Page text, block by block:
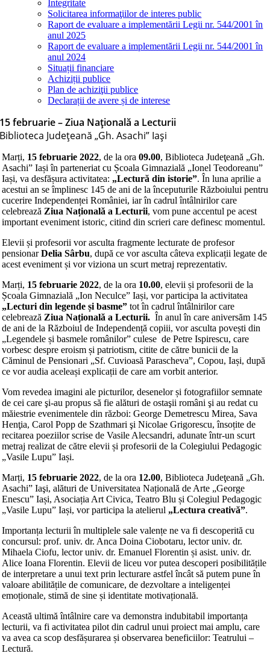
Integritate
Solicitarea informaţiilor de interes public
Raport de evaluare a implementării Legii nr. 544/2001 în
anul 2025
Raport de evaluare a implementării Legii nr. 544/2001 în
anul 2024
Situații financiare
Achiziții publice
Plan de achiziţii publice
Declarații de avere și de interese
15 februarie – Ziua Națională a Lecturii
Biblioteca Judeţeană „Gh. Asachi” Iaşi
Marți, 15 februarie 2022, de la ora 09.00, Biblioteca Judeţeană „Gh.
Asachi” Iași în parteneriat cu Școala Gimnazială „Ionel Teodoreanu”
Iași, va desfășura activitatea: „Lectură din istorie”. În luna aprilie a
acestui an se împlinesc 145 de ani de la începuturile Războiului pentru
cucerire Independenței României, iar în cadrul întâlnirilor care
celebrează Ziua Națională a Lecturii, vom pune accentul pe acest
important eveniment istoric, citind din scrieri care definesc momentul.
Elevii și profesorii vor asculta fragmente lecturate de profesor
pensionarDelia Sârbu, după ce vor asculta câteva explicații legate de
acest eveniment și vor viziona un scurt metraj reprezentativ.
Marți, 15 februarie 2022, de la ora 10.00, elevii și profesorii de la
Școala Gimnazială „Ion Neculce” Iași, vor participa la activitatea
„Lecturi din legende și basme” tot în cadrul întâlnirilor care
celebrează Ziua Națională a Lecturii. În anul în care aniversăm 145
de ani de la Războiul de Independență copiii, vor asculta povești din
„Legendele și basmele românilor” culese de Petre Ispirescu, care
vorbesc despre eroism și patriotism, citite de către bunicii de la
Căminul de Pensionari „Sf. Cuvioasă Parascheva”, Copou, Iași, după
ce vor audia aceleași explicații de care am vorbit anterior.
Vom revedea imagini ale picturilor, desenelor și fotografiilor semnate
de cei care şi-au propus să fie alături de ostaşii români şi au redat cu
măiestrie evenimentele din război: George Demetrescu Mirea, Sava
Henţia, Carol Popp de Szathmari şi Nicolae Grigorescu, însoțite de
recitarea poeziilor scrise de Vasile Alecsandri, adunate într-un scurt
metraj realizat de către elevii și profesorii de la Colegiului Pedagogic
„Vasile Lupu” Iași.
Marți, 15 februarie 2022, de la ora 12.00, Biblioteca Judeţeană „Gh.
Asachi” Iaşi, alături de Universitatea Națională de Arte „George
Enescu” Iași, Asociația Art Civica, Teatro Blu și Colegiul Pedagogic
„Vasile Lupu” Iași, vor participa la atelierul „Lectura creativă”.
Importanța lecturii în multiplele sale valențe ne va fi descoperită cu
concursul: prof. univ. dr. Anca Doina Ciobotaru, lector univ. dr.
Mihaela Ciofu, lector univ. dr. Emanuel Florentin și asist. univ. dr.
Alice Ioana Florentin. Elevii de liceu vor putea descoperi posibilitățile
de interpretare a unui text prin lecturare astfel încât să putem pune în
valoare abilitățile de comunicare, de dezvoltare a inteligenței
emoționale, stimă de sine și identitate motivațională.
Această ultimă întâlnire care va demonstra indubitabil importanța
lecturii, va fi activitatea pilot din cadrul unui proiect mai amplu, care
va avea ca scop desfășurarea și observarea beneficiilor: Teatrului –
Lectură.